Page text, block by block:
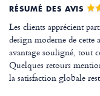
RÉSUMÉ DES AVIS
Les clients apprécient
design moderne de
avantage souligné, tout
Quelques retours
la satisfaction globale